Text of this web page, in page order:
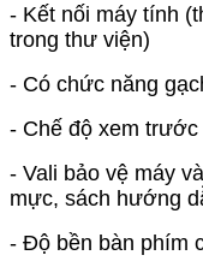
- Kết nối máy tính
trong thư viện)
- Có chức năng
- Chế độ xem trước
- Vali bảo vệ máy
mực, sách hướng
- Độ bền bàn phím